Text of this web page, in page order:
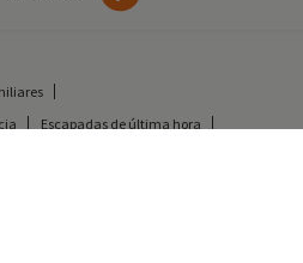
Escapadas de última hora